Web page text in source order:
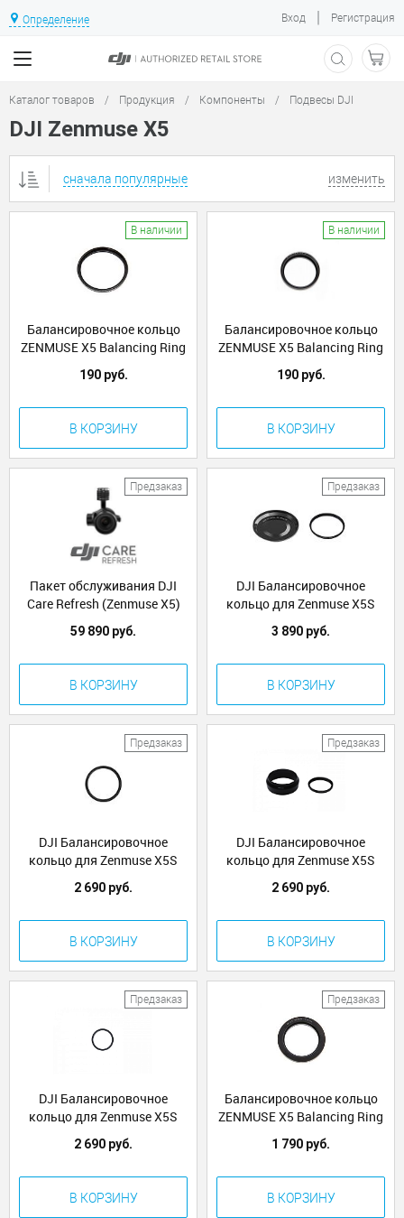
Определение Вход | Регистрация
Каталог товаров / Продукция / Компоненты / Подвесы DJI
DJI Zenmuse X5
сначала популярные изменить
В наличии
Балансировочное кольцо
ZENMUSE X5 Balancing Ring
for Panasonic 15mm f1.7
ASPH Prime Lens (Part3)
190 руб.
В КОРЗИНУ
В наличии
Балансировочное кольцо
ZENMUSE X5 Balancing Ring
for Olympus 17mm f1.8 Lens
(Part4)
190 руб.
В КОРЗИНУ
Предзаказ
Пакет обслуживания DJI
Care Refresh (Zenmuse X5)
59 890 руб.
В КОРЗИНУ
Предзаказ
DJI Балансировочное
кольцо для Zenmuse X5S
Balancing Ring for Olympus
9-18mm, F/4.0-5.6 ASPH
3 890 руб.
В КОРЗИНУ
Предзаказ
DJI Балансировочное
кольцо для Zenmuse X5S
Balancing Ring for Olympus
12mm, F/2.0&17mm,
2 690 руб.
В КОРЗИНУ
Предзаказ
DJI Балансировочное
кольцо для Zenmuse X5S
Balancing Ring for Panasonic
14-42mm, F/3.5-5.6 ASPH
2 690 руб.
В КОРЗИНУ
Предзаказ
DJI Балансировочное
кольцо для Zenmuse X5S
Balancing Ring for Olympus
45mm F/1.8 ASPH Prime
2 690 руб.
В КОРЗИНУ
Предзаказ
Балансировочное кольцо
ZENMUSE X5 Balancing Ring
for Olympus 14-42 f3.5-6.5
EZ Lens (Part5)
1 790 руб.
В КОРЗИНУ